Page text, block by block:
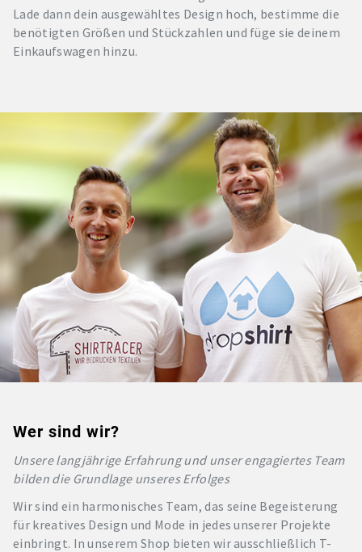
Lade dann dein ausgewähltes Design hoch, bestimme die
benötigten Größen und Stückzahlen und füge sie deinem
Einkaufswagen hinzu.
Wer sind wir?
Unsere langjährige Erfahrung und unser engagiertes Team
bilden die Grundlage unseres Erfolges
Wir sind ein harmonisches Team, das seine Begeisterung
für kreatives Design und Mode in jedes unserer Projekte
einbringt. In unserem Shop bieten wir ausschließlich T-